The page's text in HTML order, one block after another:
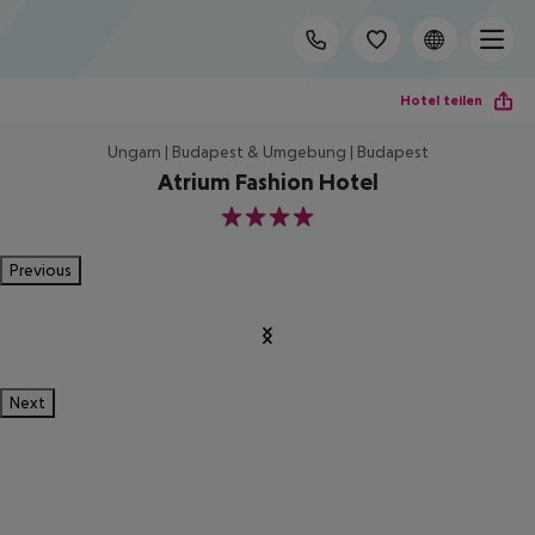
Hotel teilen
Ungarn | Budapest & Umgebung | Budapest
Atrium Fashion Hotel
4
Previous
Next